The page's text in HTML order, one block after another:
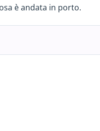
è andata in porto.